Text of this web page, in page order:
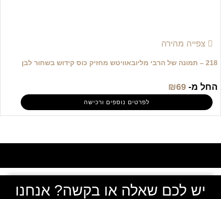
צפייה מהירה
218 – תמונה של הרבי מליובאוויטש מחזיק כוס קידוש בשחור לבן
החל מ- ₪69
לפרטים נוספים ורכישה
יש לכם שאלה או בקשה? אנחנו